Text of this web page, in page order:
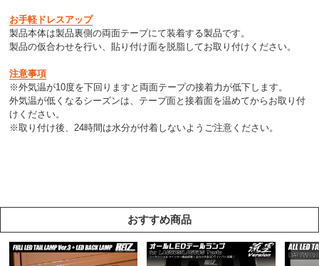
お手軽ドレスアップ
製品本体は製品裏側の両面テープにて装着する製品です。
製品の仮合わせを行い、貼り付け面を脱脂してお取り付けください。
注意事項
※外気温が10度を下回りますと両面テープの接着力が低下します。
外気温が低くなるシーズンは、テープ面と接着面を温めてからお取り付
けください。
※取り付け後、24時間は水分が付着しないようご注意ください。
おすすめ商品